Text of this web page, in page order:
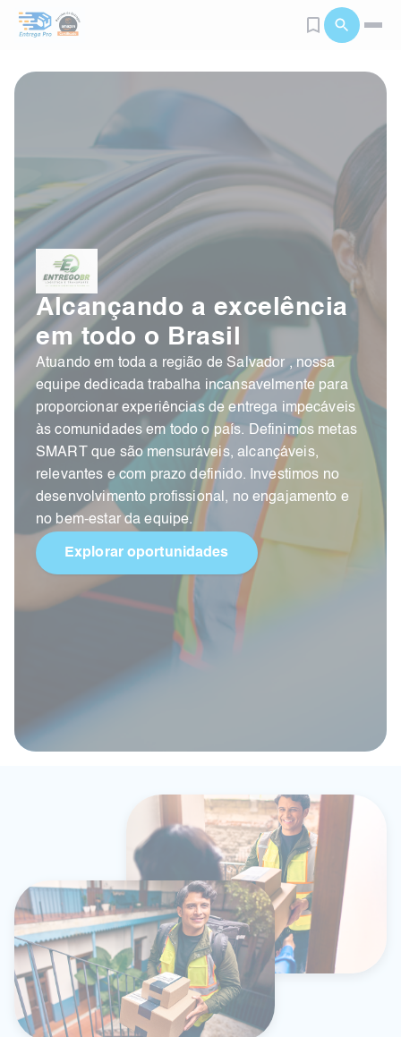
Alcançando a excelência
em todo o Brasil
Atuando em toda a região de Salvador , nossa
equipe dedicada trabalha incansavelmente para
proporcionar experiências de entrega impecáveis
às comunidades em todo o país. Definimos metas
SMART que são mensuráveis, alcançáveis,
relevantes e com prazo definido. Investimos no
desenvolvimento profissional, no engajamento e
no bem-estar da equipe.
Explorar oportunidades